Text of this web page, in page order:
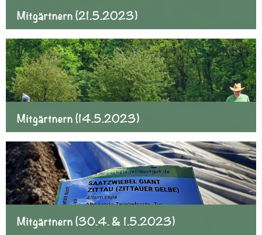
Mitgärtnern (21.5.2023)
Mitgärtnern (14.5.2023)
Mitgärtnern (30.4. & 1.5.2023)